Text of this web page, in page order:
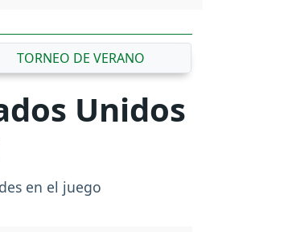
TORNEO DE VERANO
Unidos
en el juego